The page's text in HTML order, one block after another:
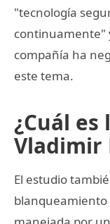
"tecnología
continuamente"
compañía ha
este tema.
¿Cuál
Vladimir
El estudio